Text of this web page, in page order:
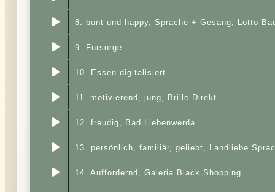
8. bunt und happy, Sprache + Gesang, Lotto
9. Fürsorge
10. Essen digitalisiert
11. motivierend, jung, Brille Direkt
12. freudig, Bad Liebenwerda
13. persönlich, familiär, geliebt, Landliebe
14. Auffordernd, Galeria Black Shopping